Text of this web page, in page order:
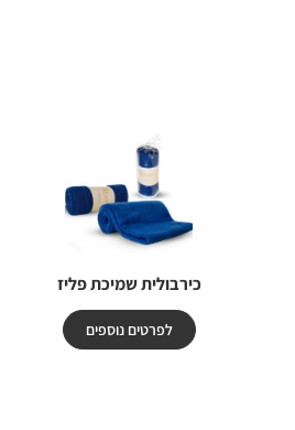
כירבולית שמיכת פליז
לפרטים נוספים